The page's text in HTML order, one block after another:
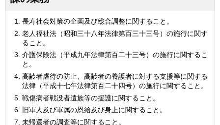
長寿社会対策の企画及び総合調整に関すること。
老人福祉法（昭和三十八年法律第百三十三号）の施行に関す
ること。
介護保険法（平成九年法律第百二十三号）の施行に関するこ
と。
高齢者虐待の防止、高齢者の養護者に対する支援等に関する
法律（平成十七年法律第百二十四号）の施行に関すること。
戦傷病者戦没者遺族等の援護に関すること。
旧軍人及び軍属の恩給及び身上に関すること。
未帰還者の調査等に関すること。